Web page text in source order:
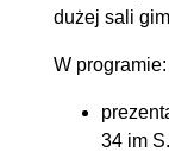
dużej sali
W programie:
34 im